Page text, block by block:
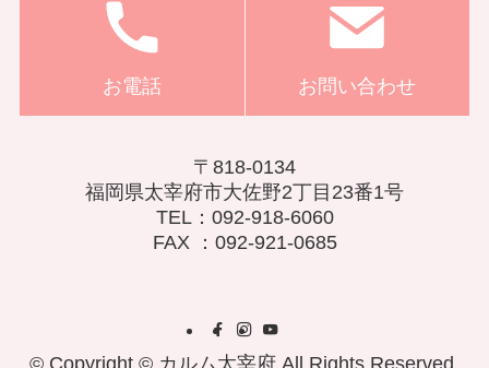
お電話 お問い合わせ
〒818-0134
福岡県太宰府市大佐野2丁目23番1号
TEL：092-918-6060
FAX ：092-921-0685
© Copyright © カルム太宰府 All Rights Reserved.